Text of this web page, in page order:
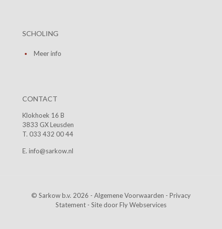
SCHOLING
Meer info
CONTACT
Klokhoek 16 B
3833 GX Leusden
T. 033 432 00 44
E. info@sarkow.nl
© Sarkow b.v. 2026 - Algemene Voorwaarden - Privacy
Statement - Site doorFly Webservices